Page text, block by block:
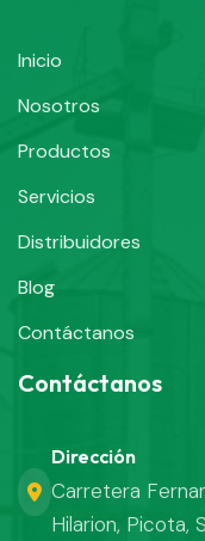
Inicio
Nosotros
Productos
Servicios
Distribuidores
Blog
Contáctanos
Contáctanos
Dirección
Carretera
Hilarion, Picota,